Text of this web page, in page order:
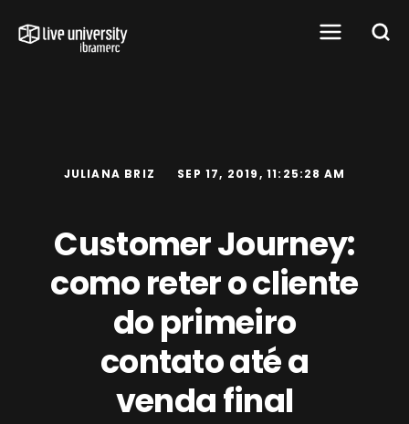
JULIANA BRIZ SEP 17, 2019, 11:25:28 AM
Customer Journey:
como reter o cliente
do primeiro
contato até a
venda final